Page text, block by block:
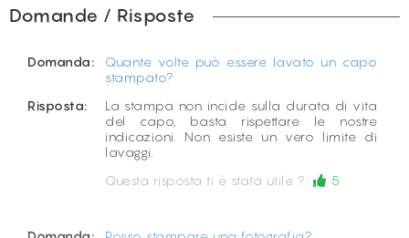
Domande / Risposte
Domanda:
Quante volte può essere lavato un capo
stampato?
Risposta:
La stampa non incide sulla durata di vita
del capo, basta rispettare le nostre
indicazioni. Non esiste un vero limite di
lavaggi.
Questa risposta ti è stata utile ?
5